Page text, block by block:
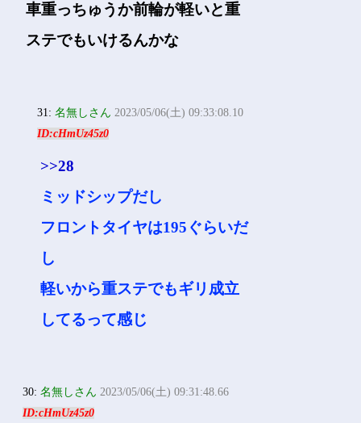
車重っちゅうか前輪が軽いと重
ステでもいけるんかな
31:名無しさん 2023/05/06(土) 09:33:08.10
ID:cHmUz45z0
>>28
ミッドシップだし
フロントタイヤは195ぐらいだ
し
軽いから重ステでもギリ成立
してるって感じ
30:名無しさん 2023/05/06(土) 09:31:48.66
ID:cHmUz45z0